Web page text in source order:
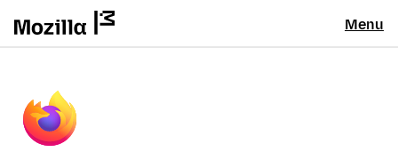
Menu